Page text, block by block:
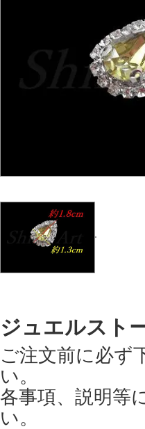
ジュエルスト
ご注文前に必ず
い。
各事項、説明等
い。